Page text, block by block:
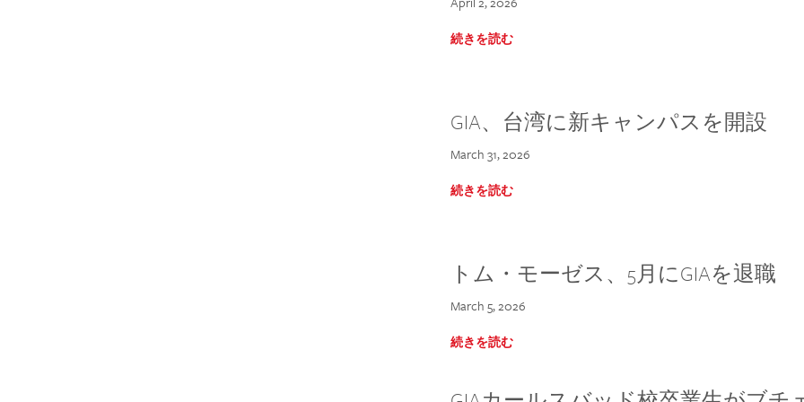
続きを読む
GIA、台湾に新キャンパスを開設
March 31, 2026
続きを読む
トム・モーゼス、5月にGIAを退職
March 5, 2026
続きを読む